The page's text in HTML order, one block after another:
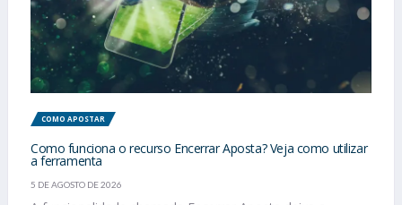
COMO APOSTAR
Como funciona o recurso Encerrar Aposta? Veja como utilizar
a ferramenta
5 DE AGOSTO DE 2026